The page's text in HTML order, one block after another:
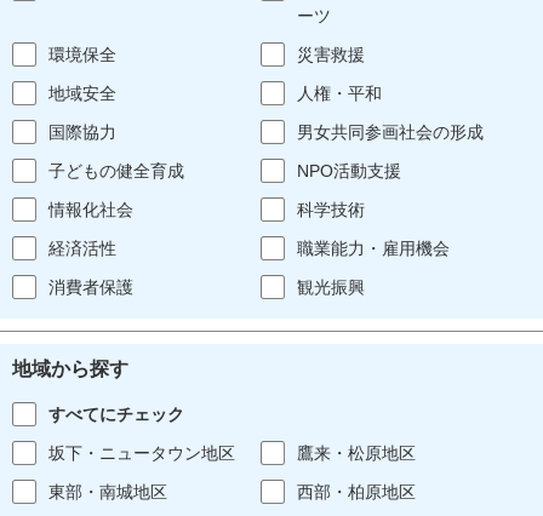
ーツ
環境保全
災害救援
地域安全
人権・平和
国際協力
男女共同参画社会の形成
子どもの健全育成
NPO活動支援
情報化社会
科学技術
経済活性
職業能力・雇用機会
消費者保護
観光振興
地域から探す
すべてにチェック
坂下・ニュータウン地区
鷹来・松原地区
東部・南城地区
西部・柏原地区